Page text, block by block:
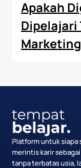
Apakah
Dipelajari
Platform untuk siapa
merintis karir
tanpa terbatas usia,